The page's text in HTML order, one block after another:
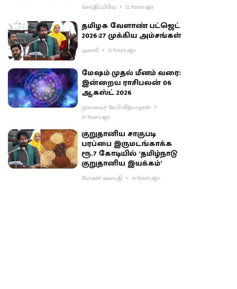
செய்திப்பிரிவு 22 hours ago
தமிழக வேளாண் பட்ஜெட்
2026-27 முக்கிய அம்சங்கள்
அனலி 15 hours ago
மேஷம் முதல் மீனம் வரை:
இன்றைய ராசிபலன் 06
ஆகஸ்ட் 2026
முனைவர் கே.பி.வித்யாதரன்
20 hours ago
குறுதானிய சாகுபடி
பரப்பை இருமடங்காக்க
ரூ.7 கோடியில் ‘தமிழ்நாடு
குறுதானிய இயக்கம்’
மோகன் கணபதி 14 hours ago